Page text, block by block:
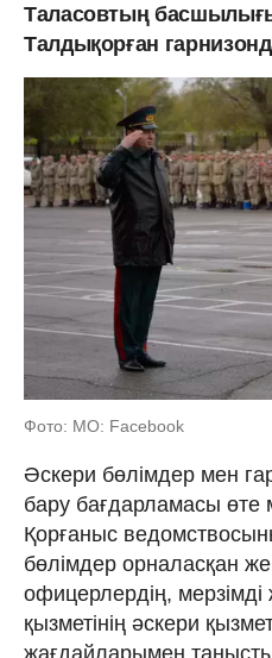
Таласовтың
Талдықорған
Фото: МО: Facebook
Әскери бөлімдер мен
бару бағдарламасы
Қорғаныс
бөлімдер орналасқан
офицерлердің, мерзімді
қызметінің әскери
жағдайларымен